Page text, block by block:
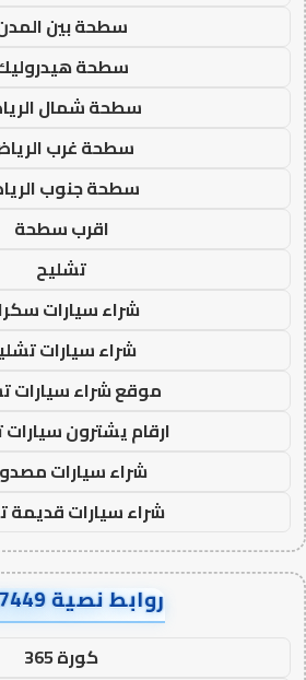
سطحة بين
سطحة
سطحة شمال
سطحة غرب
سطحة جنوب
اقرب سطحة
تشليح
شراء سيارات
شراء سيارات
موقع شراء سيارات
ارقام يشترون
شراء سيارات
شراء سيارات قديمة
روابط نصية AA67449
كورة 365